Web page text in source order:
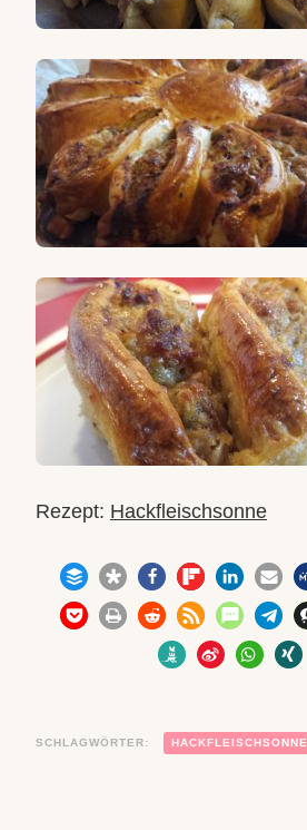
Rezept: Hackfleischsonne
SCHLAGWÖRTER: HACKFLEISCHSONNE